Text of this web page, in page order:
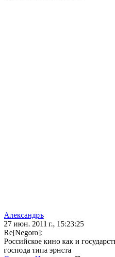
Александръ
27 июн. 2011 г., 15:23:25
Re[Negoro]:
Российское кино как и
господа типа эрнста